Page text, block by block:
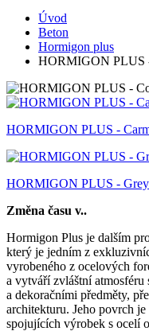
Úvod
Beton
Hormigon plus
HORMIGON PLUS
HORMIGON PLUS -
HORMIGON PLUS - Grey
Změna času v..
Hormigon Plus je dalším
který je jedním z
vyrobeného z ocelových
a vytváří zvláštní
a dekoračními předměty,
architekturu. Jeho povrch
spojujících výrobek s ocelí